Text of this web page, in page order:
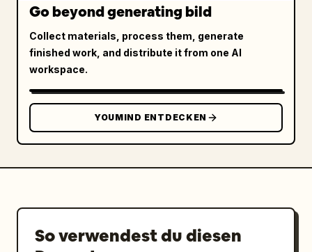
Go beyond generating bild
Collect materials, process them, generate
finished work, and distribute it from one AI
workspace.
YOUMIND ENTDECKEN
So verwendest du diesen